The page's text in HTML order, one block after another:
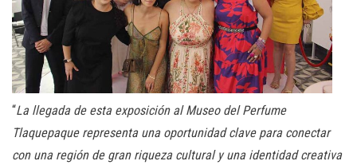
“La llegada de esta exposición al Museo del Perfume
Tlaquepaque representa una oportunidad clave para conectar
con una región de gran riqueza cultural y una identidad creativa